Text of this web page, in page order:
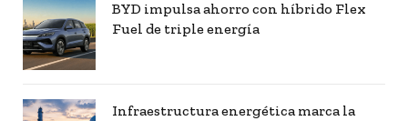
BYD impulsa ahorro con híbrido Flex
Fuel de triple energía
Infraestructura energética marca la